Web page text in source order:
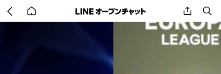
back
to
share